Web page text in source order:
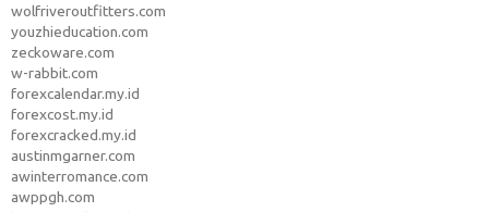
wolfriveroutfitters.com
youzhieducation.com
zeckoware.com
w-rabbit.com
forexcalendar.my.id
forexcost.my.id
forexcracked.my.id
austinmgarner.com
awinterromance.com
awppgh.com